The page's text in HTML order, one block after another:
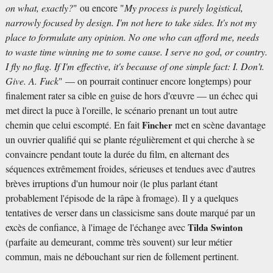
on what, exactly?" ou encore "My process is purely logistical,
narrowly focused by design. I'm not here to take sides. It's not my
place to formulate any opinion. No one who can afford me, needs
to waste time winning me to some cause. I serve no god, or country.
I fly no flag. If I'm effective, it's because of one simple fact: I. Don't.
Give. A. Fuck" — on pourrait continuer encore longtemps) pour
finalement rater sa cible en guise de hors d'œuvre — un échec qui
met direct la puce à l'oreille, le scénario prenant un tout autre
chemin que celui escompté. En faitFinchermet en scène davantage
un ouvrier qualifié qui se plante régulièrement et qui cherche à se
convaincre pendant toute la durée du film, en alternant des
séquences extrêmement froides, sérieuses et tendues avec d'autres
brèves irruptions d'un humour noir (le plus parlant étant
probablement l'épisode de la râpe à fromage). Il y a quelques
tentatives de verser dans un classicisme sans doute marqué par un
excès de confiance, à l'image de l'échange avecTilda Swinton
(parfaite au demeurant, comme très souvent) sur leur métier
commun, mais ne débouchant sur rien de follement pertinent.